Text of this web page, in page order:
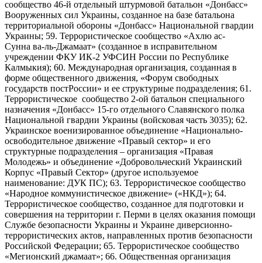
сообщество 46-й отдельный штурмовой батальон «Донбасс»
Вооруженных сил Украины, созданное на базе батальона
территориальной обороны «Донбасс» Национальной гвардии
Украины; 59. Террористическое сообщество «Ахлю ас-
Сунна ва-ль-Джамаат» (созданное в исправительном
учреждении ФКУ ИК-2 УФСИН России по Республике
Калмыкия); 60. Международная организация, созданная в
форме общественного движения, «Форум свободных
государств постРоссии» и ее структурные подразделения; 61.
Террористическое сообщество 2-ой батальон специального
назначения «Донбасс» 15-го отдельного Славянского полка
Национальной гвардии Украины (войсковая часть 3035); 62.
Украинское военизированное объединение «Национально-
освободительное движение «Правый сектор» и его
структурные подразделения – организация «Правая
Молодежь» и объединение «Добровольческий Украинский
Корпус «Правый Сектор» (другое используемое
наименование: ДУК ПС); 63. Террористическое сообщество
«Народное коммунистическое движение» («НКД»); 64.
Террористическое сообщество, созданное для подготовки и
совершения на территории г. Перми в целях оказания помощи
Службе безопасности Украины и Украине диверсионно-
террористических актов, направленных против безопасности
Российской Федерации; 65. Террористическое сообщество
«Мегионский джамаат»; 66. Общественная организация